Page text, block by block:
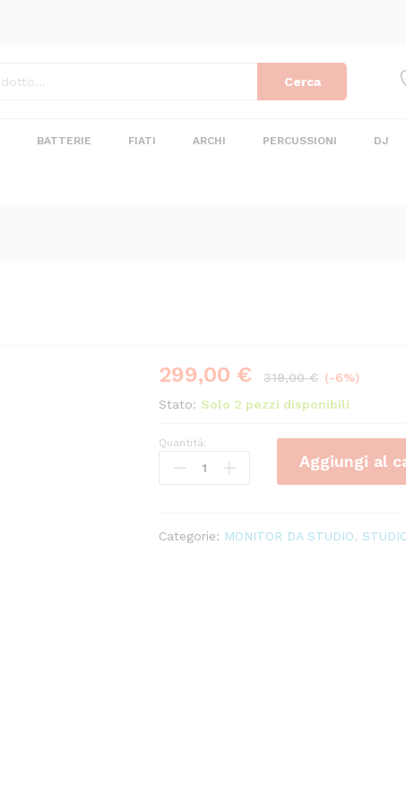
Cerca
BATTERIE FIATI ARCHI PERCUSSIONI DJ
299,00 € 319,00€ (-6%)
Stato: Solo 2 pezzi disponibili
YAMAHA
HS8
Quantità:
Aggiungi al
Categorie: MONITOR DA STUDIO